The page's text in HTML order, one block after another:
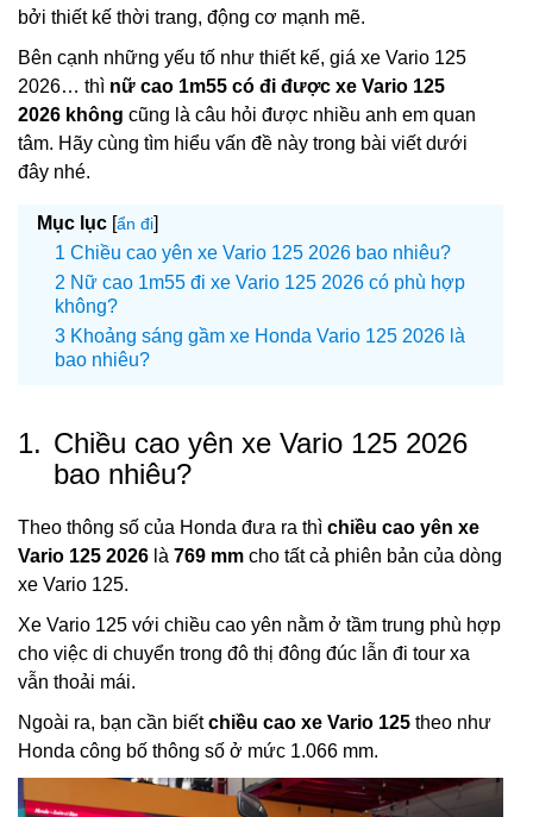
bởi thiết kế thời trang, động cơ mạnh mẽ.
Bên cạnh những yếu tố như thiết kế, giá xe Vario 125
2026… thì nữ cao 1m55 có đi được xe Vario 125
2026 không cũng là câu hỏi được nhiều anh em quan
tâm. Hãy cùng tìm hiểu vấn đề này trong bài viết dưới
đây nhé.
Mục lục [ẩn đi]
Chiều cao yên xe Vario 125 2026 bao nhiêu?
Nữ cao 1m55 đi xe Vario 125 2026 có phù hợp
không?
Khoảng sáng gầm xe Honda Vario 125 2026 là
bao nhiêu?
1. Chiều cao yên xe Vario 125 2026
bao nhiêu?
Theo thông số của Honda đưa ra thì chiều cao yên xe
Vario 125 2026 là 769 mm cho tất cả phiên bản của dòng
xe Vario 125.
Xe Vario 125 với chiều cao yên nằm ở tầm trung phù hợp
cho việc di chuyển trong đô thị đông đúc lẫn đi tour xa
vẫn thoải mái.
Ngoài ra, bạn cần biếtchiều cao xe Vario 125 theo như
Honda công bố thông số ở mức 1.066 mm.